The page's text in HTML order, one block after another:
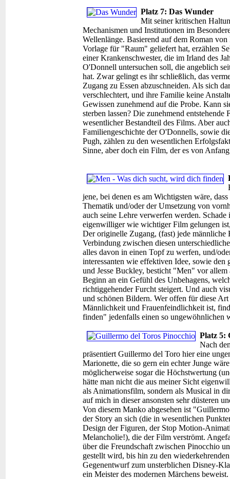
Platz 7: Das Wunder
Mit seiner kritischen
Mechanismen und Institutionen im
Wellenlänge. Basierend auf dem Roman
Vorlage für "Raum" geliefert hat, erzählen
einer Krankenschwester, die im Irland des
O'Donnell untersuchen soll, die angeblich
hat. Zwar gelingt es ihr schließlich, das
Zugang zu Essen abzuschneiden. Als sich
verschlechtert, und ihre Familie keine
Gewissen zunehmend auf die Probe. Kann
sterben lassen? Die zunehmend
wesentlicher Bestandteil des Films. Aber
Familiengeschichte der O'Donnells, sowie
Pugh, zählen zu den wesentlichen
Sinne, aber doch ein Film, der es von
jene, bei denen es am Wichtigsten wäre,
Thematik und/oder der Umsetzung von
auch seine Lehre verwerfen werden.
eigenwilliger wie wichtiger Film gelungen
Der originelle Zugang, (fast) jede
Verbindung zwischen diesen
alles davon in einen Topf zu werfen, und/
interessanten wie effektiven Idee, sowie
und Jesse Buckley, besticht "Men" vor
Beginn an ein Gefühl des Unbehagens,
richtiggehender Furcht steigert. Und auch
und schönen Bildern. Wer offen für diese
Männlichkeit und Frauenfeindlichkeit ist,
finden" jedenfalls einen so ungewöhnlichen
Platz 5:
Nach
präsentiert Guillermo del Toro hier eine
Marionette, die so gern ein echter Junge
möglicherweise sogar die Höchstwertung
hätte man nicht die aus meiner Sicht
als Animationsfilm, sondern als Musical in
auf mich in dieser ansonsten sehr düsteren
Von diesem Manko abgesehen ist
der Story an sich (die in wesentlichen
Design der Figuren, der Stop Motion-
Melancholie!), die der Film verströmt.
über die Freundschaft zwischen Pinocchio
gestellt wird, bis hin zu den
Gegenentwurf zum unsterblichen Disney-
ein Meister des modernen Märchens